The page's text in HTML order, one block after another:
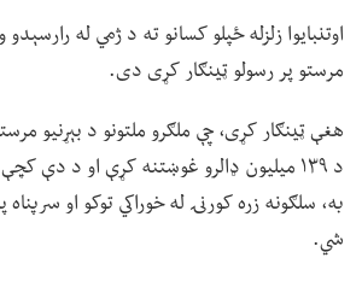
اوتنبایوا زلزله ځپلو کسانو ته د ژمي له
مرستو پر رسولو ټینګار کړی دی.
هغې ټينګار کړی، چې ملګرو ملتونو د بېړنیو
د ۱۳۹ میلیون ډالرو غوښتنه کړې او د دې
به، سلګونه زره کورنۍ له خوراکي توکو او
شي.